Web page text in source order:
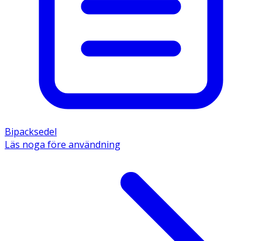
Bipacksedel
Läs noga före användning